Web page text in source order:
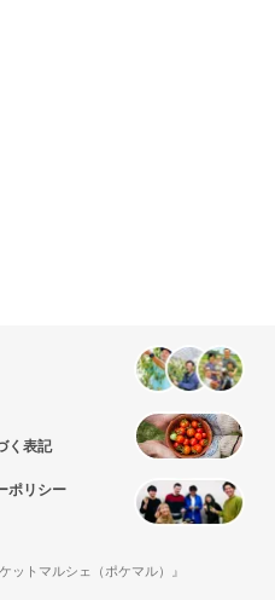
く表記
ポリシー
ットマルシェ（ポケマル）』